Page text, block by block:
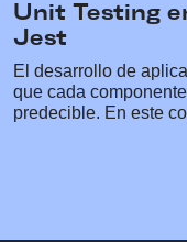
Unit Testing
Jest
El desarrollo de
que cada
predecible. En este